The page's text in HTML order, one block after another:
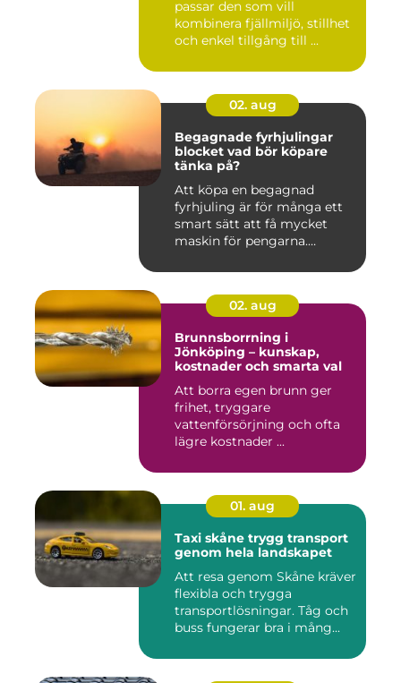
passar den som vill
kombinera fjällmiljö, stillhet
och enkel tillgång till ...
02. aug
Begagnade fyrhjulingar
blocket vad bör köpare
tänka på?
Att köpa en begagnad
fyrhjuling är för många ett
smart sätt att få mycket
maskin för pengarna.
02. aug
Brunnsborrning i
Jönköping – kunskap,
kostnader och smarta val
Att borra egen brunn ger
frihet, tryggare
vattenförsörjning och ofta
lägre kostnader ...
01. aug
Taxi skåne trygg transport
genom hela landskapet
Att resa genom Skåne kräver
flexibla och trygga
transportlösningar. Tåg och
buss fungerar bra i mång...